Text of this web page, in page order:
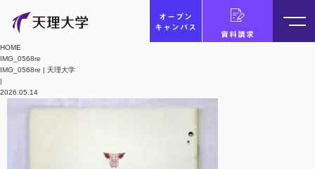
オープン
キャンパス
資料請求
HOME
IMG_0568re
IMG_0568re | 天理大学
|
2026.05.14